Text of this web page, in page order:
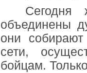
Сегодня
объединены
они
сети,
бойцам.